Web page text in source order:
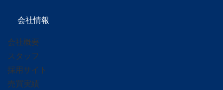
会社情報
会社概要
スタッフ
採用サイト
売買実績